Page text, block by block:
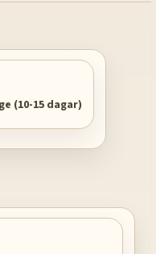
(10-15 dagar)